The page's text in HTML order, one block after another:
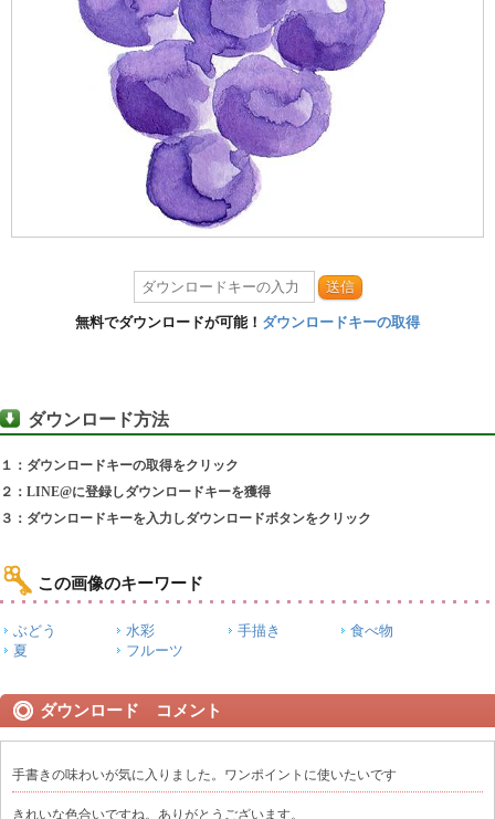
送信
無料でダウンロードが可能！ ダウンロードキーの取得
ダウンロード方法
１：ダウンロードキーの取得をクリック
２：LINE@に登録しダウンロードキーを獲得
３：ダウンロードキーを入力しダウンロードボタンをクリック
この画像のキーワード
ぶどう 水彩 手描き
食べ物
夏
フルーツ
ダウンロード コメント
手書きの味わいが気に入りました。ワンポイントに使いたいです
きれいな色合いですね。ありがとうございます。